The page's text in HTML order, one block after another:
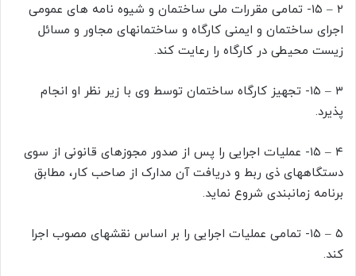
۲ – ۱۵- تمامی مقررات ملی ساختمان و شیوه نامه های عمومی
اجرای ساختمان و ایمنی کارگاه و ساختمانهای مجاور و مسائل
زیست محیطی در کارگاه را رعایت کند.
۳ – ۱۵- تجهیز کارگاه ساختمان توسط وی با زیر نظر او انجام
پذیرد.
۴ – ۱۵- عملیات اجرایی را پس از صدور مجوزهای قانونی از سوی
دستگاههای ذی ربط و دریافت آن مدارک از صاحب کار، مطابق
برنامه زمانبندی شروع نماید.
۵ – ۱۵- تمامی عملیات اجرایی را بر اساس نقشهای مصوب اجرا
کند.